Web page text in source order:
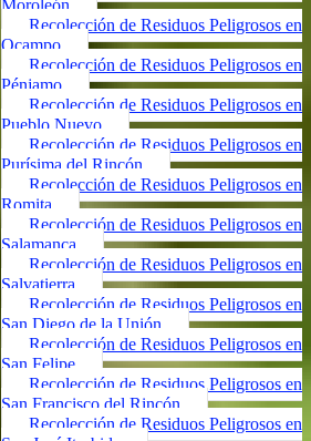
Moroleón
Recolección de Residuos Peligrosos en
Ocampo
Recolección de Residuos Peligrosos en
Pénjamo
Recolección de Residuos Peligrosos en
Pueblo Nuevo
Recolección de Residuos Peligrosos en
Purísima del Rincón
Recolección de Residuos Peligrosos en
Romita
Recolección de Residuos Peligrosos en
Salamanca
Recolección de Residuos Peligrosos en
Salvatierra
Recolección de Residuos Peligrosos en
San Diego de la Unión
Recolección de Residuos Peligrosos en
San Felipe
Recolección de Residuos Peligrosos en
San Francisco del Rincón
Recolección de Residuos Peligrosos en